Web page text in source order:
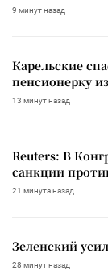
9 минут назад
Карельские
пенсионерку
13 минут назад
Reuters: В
санкции
21 минута назад
Зеленский
28 минут назад